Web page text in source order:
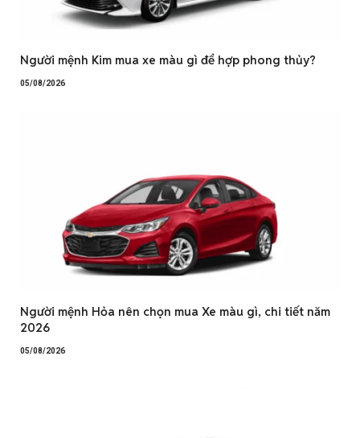
Người mệnh Kim mua xe màu gì để hợp phong thủy?
05/08/2026
Người mệnh Hỏa nên chọn mua Xe màu gì, chi tiết năm
2026
05/08/2026